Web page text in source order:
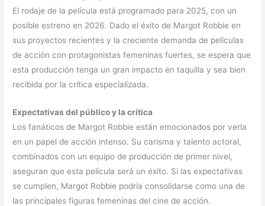
El rodaje de la película está programado para 2025, con un
posible estreno en 2026. Dado el éxito de Margot Robbie en
sus proyectos recientes y la creciente demanda de películas
de acción con protagonistas femeninas fuertes, se espera que
esta producción tenga un gran impacto en taquilla y sea bien
recibida por la crítica especializada.
Expectativas del público y la crítica
Los fanáticos de Margot Robbie están emocionados por verla
en un papel de acción intenso. Su carisma y talento actoral,
combinados con un equipo de producción de primer nivel,
aseguran que esta película será un éxito. Si las expectativas
se cumplen, Margot Robbie podría consolidarse como una de
las principales figuras femeninas del cine de acción.